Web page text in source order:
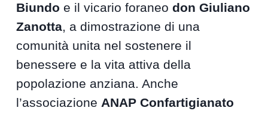
Biundo e il vicario foraneodon Giuliano
Zanotta, a dimostrazione di una
comunità unita nel sostenere il
benessere e la vita attiva della
popolazione anziana. Anche
l’associazione ANAP Confartigianato